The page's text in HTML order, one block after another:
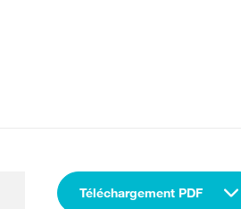
Téléchargement PDF